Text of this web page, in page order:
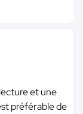
et une
préférable de